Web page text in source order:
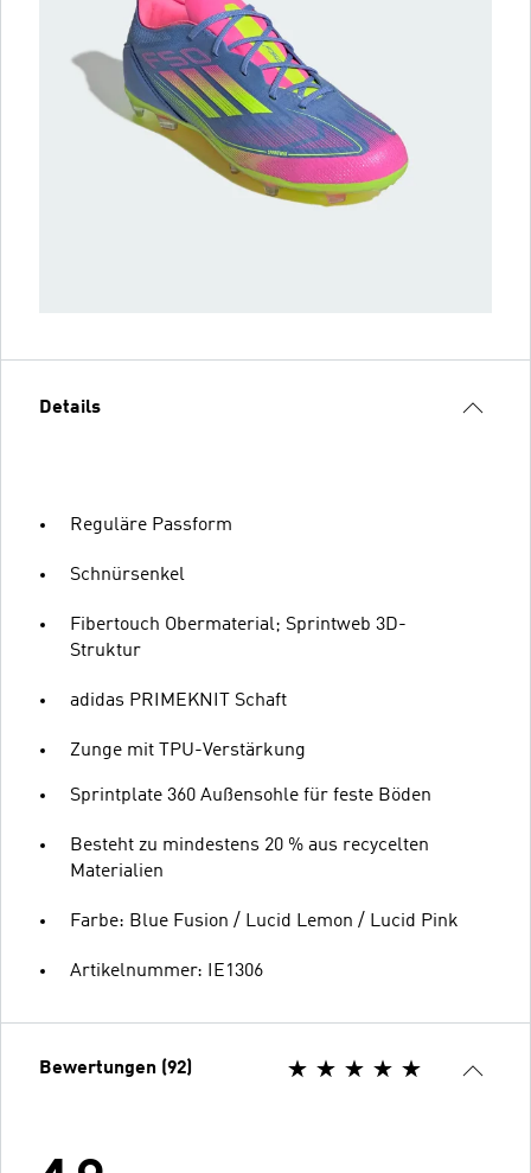
Details
Reguläre Passform
Schnürsenkel
Fibertouch Obermaterial; Sprintweb 3D-
Struktur
adidas PRIMEKNIT Schaft
Zunge mit TPU-Verstärkung
Sprintplate 360 Außensohle für feste Böden
Besteht zu mindestens 20 % aus recycelten
Materialien
Farbe: Blue Fusion / Lucid Lemon / Lucid Pink
Artikelnummer: IE1306
Bewertungen (92)